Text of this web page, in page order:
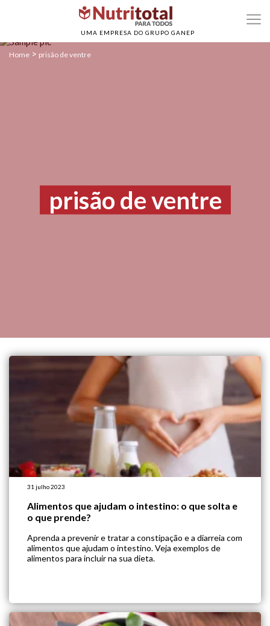
UMA EMPRESA DO GRUPO GANEP
Home > prisão de ventre
prisão de ventre
31 julho 2023
Alimentos que ajudam o intestino: o que solta e
o que prende?
Aprenda a prevenir e tratar a constipação e a diarreia com
alimentos que ajudam o intestino. Veja exemplos de
alimentos para incluir na sua dieta.